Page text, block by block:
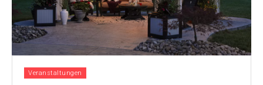
Veranstaltungen